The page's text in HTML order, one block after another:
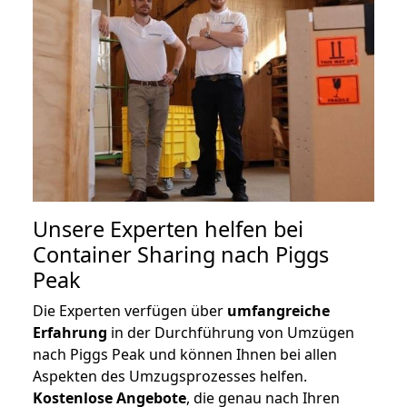
Unsere Experten helfen bei
Container Sharing nach Piggs
Peak
Die Experten verfügen über umfangreiche
Erfahrung in der Durchführung von Umzügen
nach Piggs Peak und können Ihnen bei allen
Aspekten des Umzugsprozesses helfen.
Kostenlose Angebote, die genau nach Ihren